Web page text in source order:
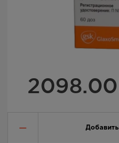
2098.00
Добавить